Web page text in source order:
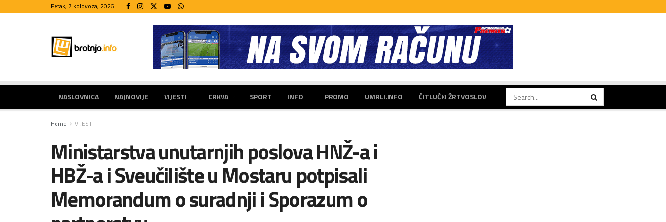
Petak, 7 kolovoza, 2026
NASLOVNICA NAJNOVIJE VIJESTI CRKVA SPORT INFO PROMO UMRLI.INFO ČITLUČKI ŽRTVOSLOV
Home VIJESTI
Ministarstva unutarnjih poslova HNŽ-a i
HBŽ-a i Sveučilište u Mostaru potpisali
Memorandum o suradnji i Sporazum o